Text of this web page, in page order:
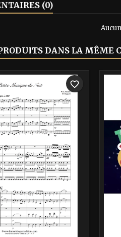
(0)
DANS LA MÊME
favorite_border